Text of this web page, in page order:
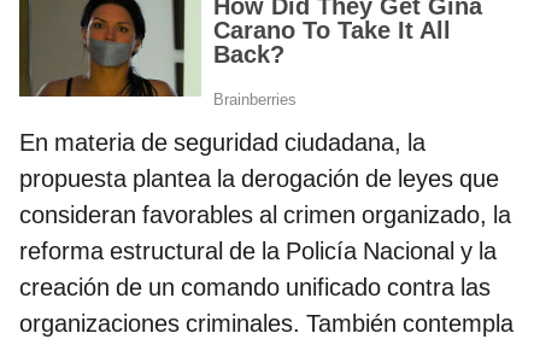
En materia de seguridad ciudadana, la
propuesta plantea la derogación de leyes que
consideran favorables al crimen organizado, la
reforma estructural de la Policía Nacional y la
creación de un comando unificado contra las
organizaciones criminales. También contempla